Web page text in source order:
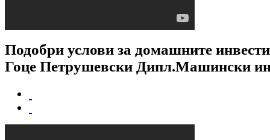
Подобри услови за домашните
Гоце Петрушевски Дипл.Машински